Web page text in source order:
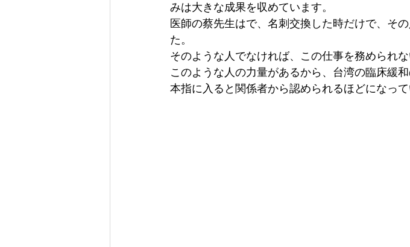
みは大きな成果を収めています。
医師の蔡先生はで、名刺交換した時だけで、そ
た。
そのような人でなければ、この仕事を務められ
このような人の力量があるから、台湾の臨床緩
本指に入ると関係者から認められるほどになって